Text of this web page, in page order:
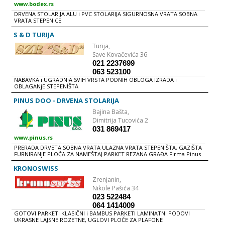
www.bodex.rs
DRVENA STOLARIJA ALU i PVC STOLARIJA SIGURNOSNA VRATA SOBNA
VRATA STEPENICE
S & D TURIJA
Turija,
Save Kovačevića 36
021 2237699
063 523100
NABAVKA i UGRADNjA SVIH VRSTA PODNIH OBLOGA IZRADA i
OBLAGANjE STEPENIŠTA
PINUS DOO - DRVENA STOLARIJA
Bajina Bašta,
Dimitrija Tucovića 2
031 869417
www.pinus.rs
PRERADA DRVETA SOBNA VRATA ULAZNA VRATA STEPENIŠTA, GAZIŠTA
FURNIRANjE PLOČA ZA NAMEŠTAJ PARKET REZANA GRAĐA Firma Pinus
je osnovana davne 1991. godine. Delatnost po osnivanju bila je
primarna prerada i promet četinarskih vrsta drveta. Sticanjem iskustva
smo proširili i na plemenite lišćare. Danas u strukturi naše primarne
prerade lišćari učestvuju sa 30% dok ostalih 70% čine četinarske vrste.
Celokupnu našu proizvodnju lišćara izvozimo na nemačko tržište.
Nakon što smo izvršili detaljnu analizu tržišta i proširili svoje
proizvodne kapacitete, mi u Pinusu smo proširili svoju paletu
proizvoda. Danas mi proizvodimo ulazna i sobna vrata, parket,
stepeništa, kao i sve ostale proizvode od drveta po Vašoj želji.
KRONOSWISS
Zrenjanin,
Nikole Pašića 34
023 522484
064 1414009
GOTOVI PARKETI KLASIČNI i BAMBUS PARKETI LAMINATNI PODOVI
UKRASNE LAJSNE ROZETNE, UGLOVI PLOČE ZA PLAFONE